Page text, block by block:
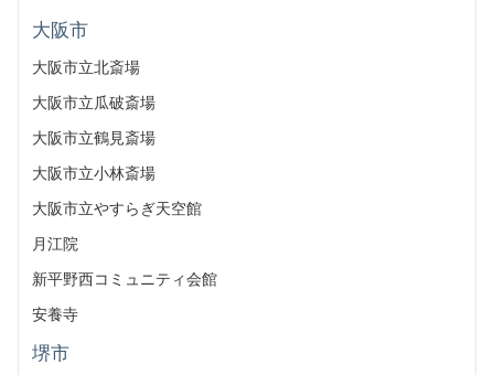
大阪市
大阪市立北斎場
大阪市立瓜破斎場
大阪市立鶴見斎場
大阪市立小林斎場
大阪市立やすらぎ天空館
月江院
新平野西コミュニティ会館
安養寺
堺市